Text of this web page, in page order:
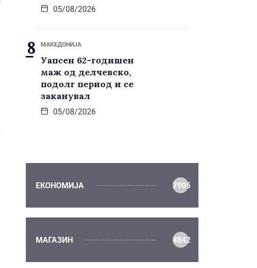
05/08/2026
МАКЕДОНИЈА
Уапсен 62-годишен
маж од делчевско,
подолг период и се
заканувал
05/08/2026
ЕКОНОМИЈА 7905
МАГАЗИН 4842